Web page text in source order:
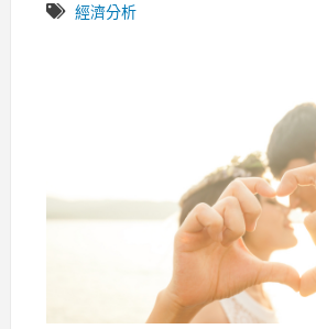
經濟分析